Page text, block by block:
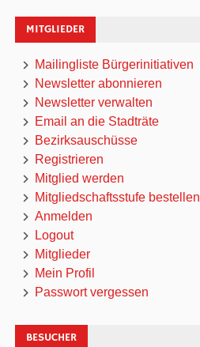
MITGLIEDER
Mailingliste Bürgerinitiativen
Newsletter abonnieren
Newsletter verwalten
Email an die Stadträte
Bezirksauschüsse
Registrieren
Mitglied werden
Mitgliedschaftsstufe bestellen
Anmelden
Logout
Mitglieder
Mein Profil
Passwort vergessen
BESUCHER